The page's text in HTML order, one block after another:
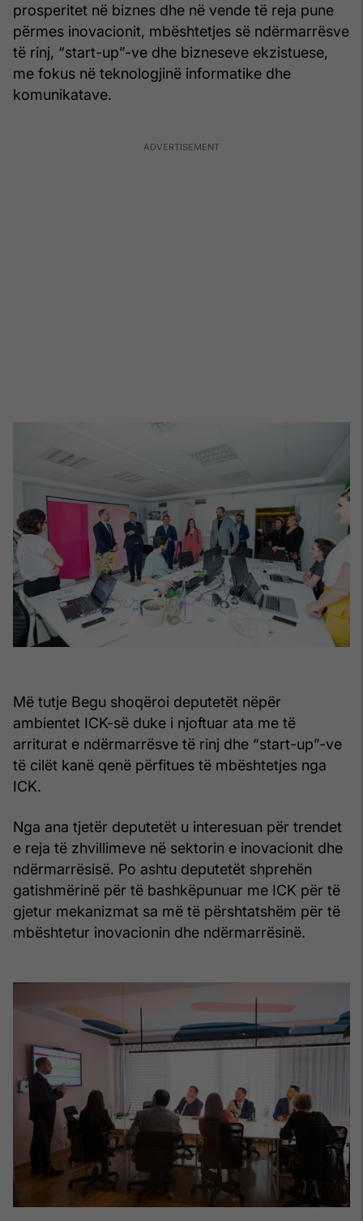
prosperitet në biznes dhe në vende të reja pune
përmes inovacionit, mbështetjes së ndërmarrësve
të rinj, “start-up”-ve dhe bizneseve ekzistuese,
me fokus në teknologjinë informatike dhe
komunikatave.
Më tutje Begu shoqëroi deputetët nëpër
ambientet ICK-së duke i njoftuar ata me të
arriturat e ndërmarrësve të rinj dhe “start-up”-ve
të cilët kanë qenë përfitues të mbështetjes nga
ICK.
Nga ana tjetër deputetët u interesuan për trendet
e reja të zhvillimeve në sektorin e inovacionit dhe
ndërmarrësisë. Po ashtu deputetët shprehën
gatishmërinë për të bashkëpunuar me ICK për të
gjetur mekanizmat sa më të përshtatshëm për të
mbështetur inovacionin dhe ndërmarrësinë.